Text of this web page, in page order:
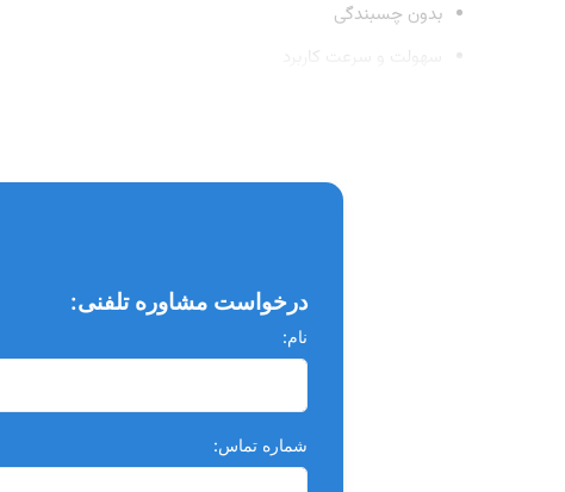
بدون چسبندگی
سهولت و سرعت کاربرد
لایت کیور و ترمیم کردن
درخواست مشاوره تلفنی:
نام:
شماره تماس: